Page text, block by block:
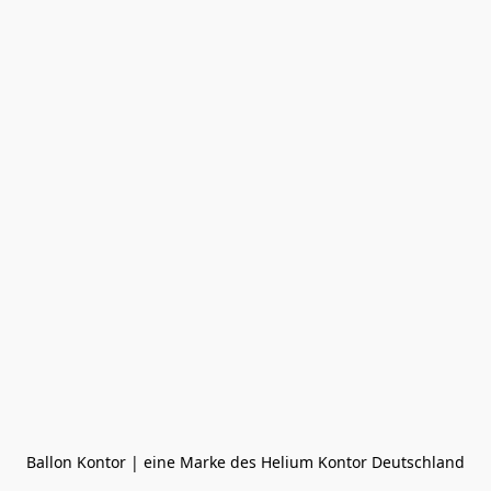
Ballon Kontor | eine Marke des Helium Kontor Deutschland